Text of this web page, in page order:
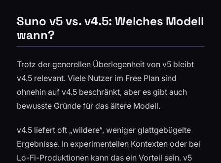
Suno v5 vs. v4.5: Welches Modell
wann?
Trotz der generellen Überlegenheit von v5 bleibt
v4.5 relevant. Viele Nutzer im Free Plan sind
ohnehin auf v4.5 beschränkt, aber es gibt auch
bewusste Gründe für das ältere Modell.
v4.5 liefert oft „wildere“, weniger glattgebügelte
Ergebnisse. In experimentellen Kontexten oder bei
Lo-Fi-Produktionen kann das ein Vorteil sein. v5